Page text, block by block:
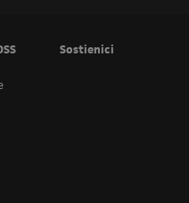
Sostienici